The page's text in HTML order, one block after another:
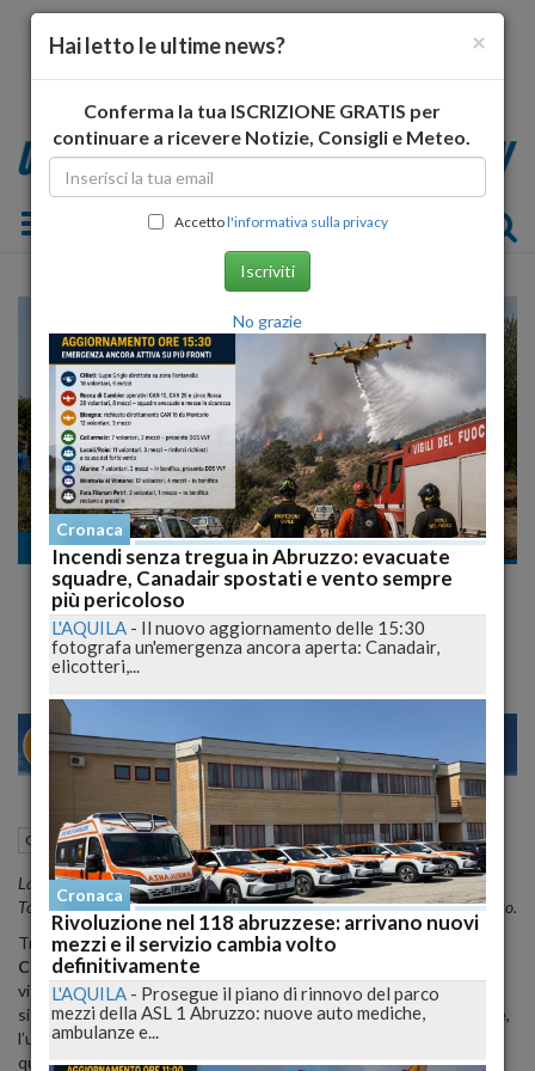
Toggle navigation
Cronaca
Brucia sterpaglie e muore nel Chietino:
tragedia nel terreno di casa
28 30
Cronaca Chieti (CH) 27 Maggio 2026 17:58
La vittima, Quintino Proietti, aveva 77 anni: il rogo è divampato a
Torrevecchia Teatina, indagini aperte per chiarire la dinamica dell’accaduto.
Tragedia nelle campagne diTorrevecchia Teatina
Chieti, dove un uomo di
vita mentre si trovava in un terreno agricolo di sua proprietà,
situato nei pressi dell’abitazione. Secondo una prima ricostruzione,
l’uomo stava bruciando alcune
quando il fuoco si sarebbe propagato nell’area.
×
Hai letto le ultime news?
Conferma la tua ISCRIZIONE GRATIS per
continuare a ricevere Notizie, Consigli e Meteo.
Accettol'informativa sulla privacy
Iscriviti
No grazie
Cronaca
Incendi senza tregua in Abruzzo: evacuate
squadre, Canadair spostati e vento sempre
più pericoloso
L'AQUILA - Il nuovo aggiornamento delle 15:30
fotografa un'emergenza ancora aperta: Canadair,
elicotteri,...
Cronaca
Rivoluzione nel 118 abruzzese: arrivano nuovi
mezzi e il servizio cambia volto
definitivamente
L'AQUILA - Prosegue il piano di rinnovo del parco
mezzi della ASL 1 Abruzzo: nuove auto mediche,
ambulanze e...